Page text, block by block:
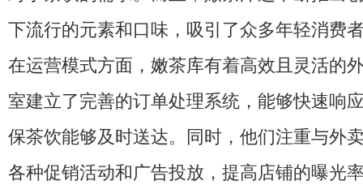
下流行的元素和口味，吸引了众多年轻消费
在运营模式方面，嫩茶库有着高效且灵活的
室建立了完善的订单处理系统，能够快速响
保茶饮能够及时送达。同时，他们注重与外
各种促销活动和广告投放，提高店铺的曝光